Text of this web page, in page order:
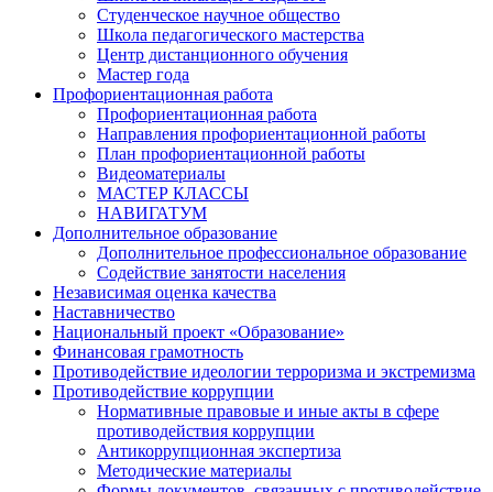
Студенческое научное общество
Школа педагогического мастерства
Центр дистанционного обучения
Мастер года
Профориентационная работа
Профориентационная работа
Направления профориентационной работы
План профориентационной работы
Видеоматериалы
МАСТЕР КЛАССЫ
НАВИГАТУМ
Дополнительное образование
Дополнительное профессиональное образование
Содействие занятости населения
Независимая оценка качества
Наставничество
Национальный проект «Образование»
Финансовая грамотность
Противодействие идеологии терроризма и экстремизма
Противодействие коррупции
Нормативные правовые и иные акты в сфере
противодействия коррупции
Антикоррупционная экспертиза
Методические материалы